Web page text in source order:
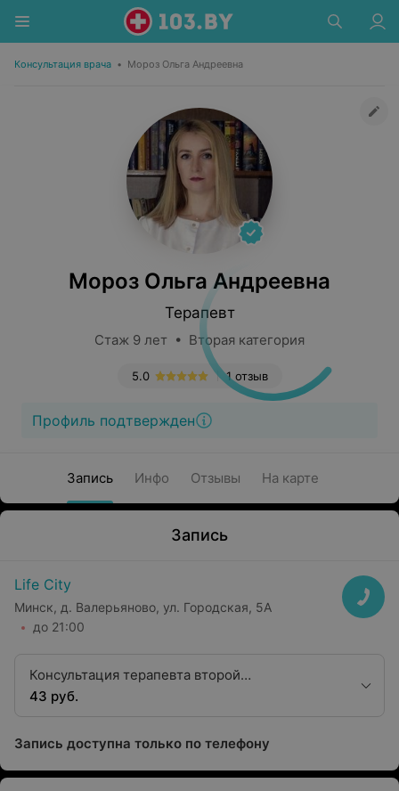
Консультация врача • Мороз Ольга Андреевна
Мороз Ольга Андреевна
Терапевт
Стаж 9 лет • Вторая категория
1 отзыв
5.0
Профиль подтвержден
Запись Инфо Отзывы На карте
Запись
Life City
Минск, д. Валерьяново, ул. Городская, 5А
до 21:00
Консультация терапевта второй
квалификационной категории
43 руб.
Запись доступна только по телефону